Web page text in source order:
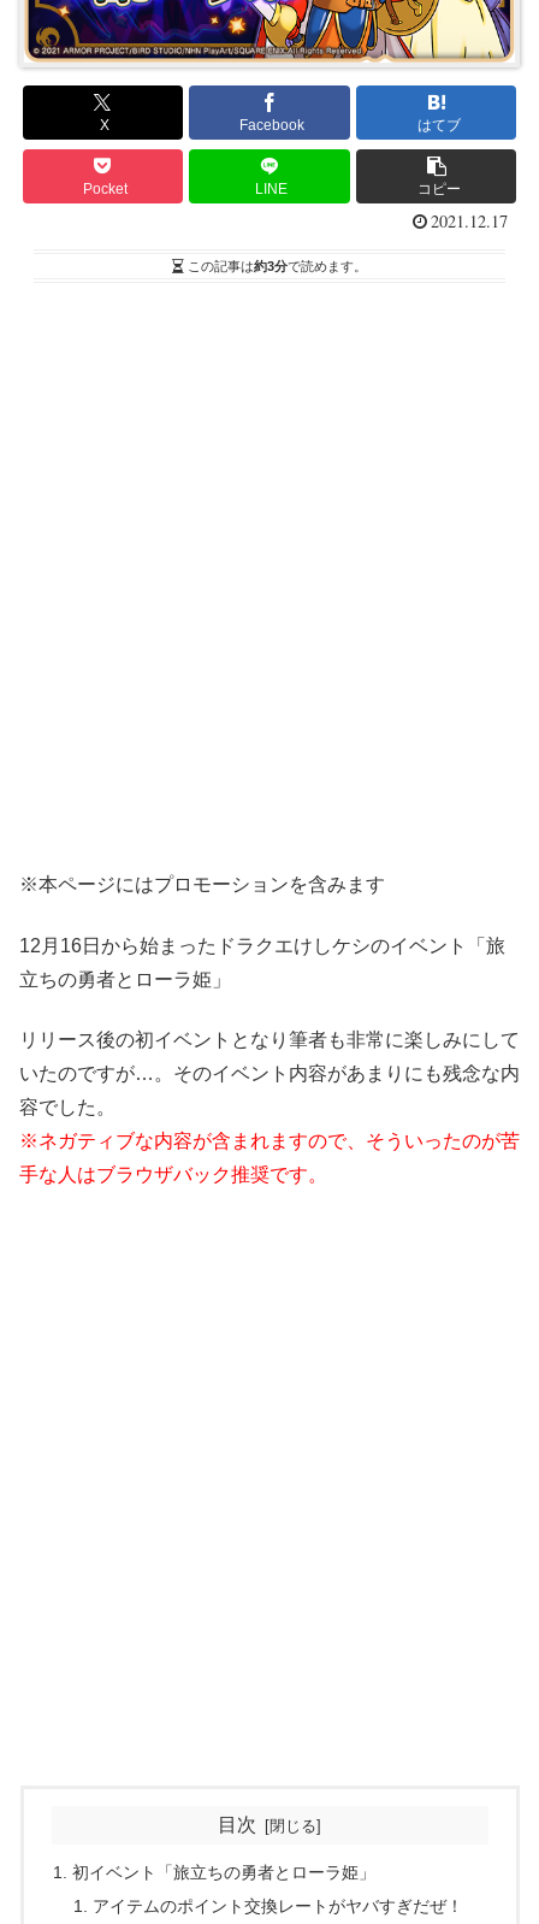
X Facebook はてブ
Pocket LINE コピー
2021.12.17
この記事は約3分で読めます。
※本ページにはプロモーションを含みます
12月16日から始まったドラクエけしケシのイベント「旅
立ちの勇者とローラ姫」
リリース後の初イベントとなり筆者も非常に楽しみにして
いたのですが…。そのイベント内容があまりにも残念な内
容でした。
※ネガティブな内容が含まれますので、そういったのが苦
手な人はブラウザバック推奨です。
目次
初イベント「旅立ちの勇者とローラ姫」
アイテムのポイント交換レートがヤバすぎだぜ！